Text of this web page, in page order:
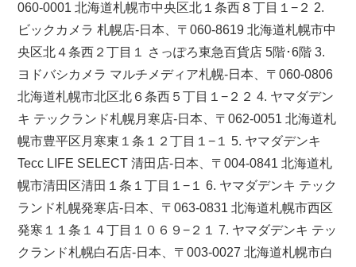
060-0001 北海道札幌市中央区北１条西８丁目１−２ 2.
ビックカメラ 札幌店-日本、〒060-8619 北海道札幌市中
央区北４条西２丁目１ さっぽろ東急百貨店 5階･6階 3.
ヨドバシカメラ マルチメディア札幌-日本、〒060-0806
北海道札幌市北区北６条西５丁目１−２２ 4. ヤマダデン
キ テックランド札幌月寒店-日本、〒062-0051 北海道札
幌市豊平区月寒東１条１２丁目１−１ 5. ヤマダデンキ
Tecc LIFE SELECT 清田店-日本、〒004-0841 北海道札
幌市清田区清田１条１丁目１−１ 6. ヤマダデンキ テック
ランド札幌発寒店-日本、〒063-0831 北海道札幌市西区
発寒１１条１４丁目１０６９−２１ 7. ヤマダデンキ テッ
クランド札幌白石店-日本、〒003-0027 北海道札幌市白